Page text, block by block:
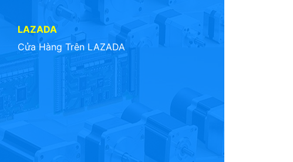
LAZADA
Cửa Hàng Trên LAZADA